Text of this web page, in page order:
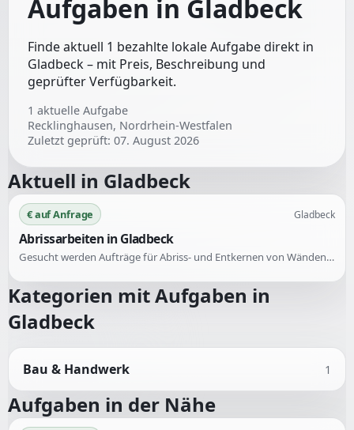
Aufgaben in Gladbeck
Finde aktuell 1 bezahlte lokale Aufgabe direkt in
Gladbeck – mit Preis, Beschreibung und
geprüfter Verfügbarkeit.
1 aktuelle Aufgabe
Recklinghausen, Nordrhein-Westfalen
Zuletzt geprüft: 07. August 2026
Aktuell in Gladbeck
€ auf Anfrage Gladbeck
Abrissarbeiten in Gladbeck
Gesucht werden Aufträge für Abriss- und Entkernen von Wänden, Tapeten, Holzdielen und Fliesen. Einsatzgebiete sind unter anderem Gladbeck und umliegende Städte.
Kategorien mit Aufgaben in
Gladbeck
Bau & Handwerk 1
Aufgaben in der Nähe